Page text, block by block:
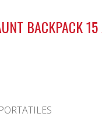
BACKPACK